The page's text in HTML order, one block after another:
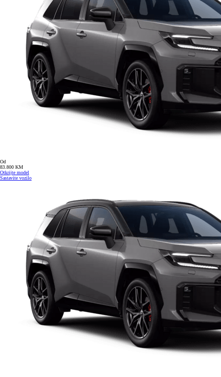
Od
83.800 KM
Otkrijte model
Sastavite vozilo